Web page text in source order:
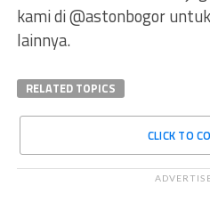
kami di @astonbogor
lainnya.
RELATED TOPICS
CLICK TO